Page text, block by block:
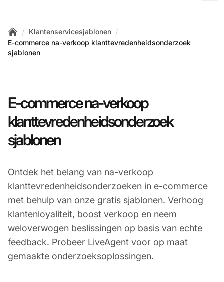
Home
/ Klantenservicesjablonen /
E-commerce na-verkoop klanttevredenheidsonderzoek
sjablonen
E-commerce na-verkoop
klanttevredenheidsonderzoek
sjablonen
Ontdek het belang van na-verkoop
klanttevredenheidsonderzoeken in e-commerce
met behulp van onze gratis sjablonen. Verhoog
klantenloyaliteit, boost verkoop en neem
weloverwogen beslissingen op basis van echte
feedback. Probeer LiveAgent voor op maat
gemaakte onderzoeksoplossingen.